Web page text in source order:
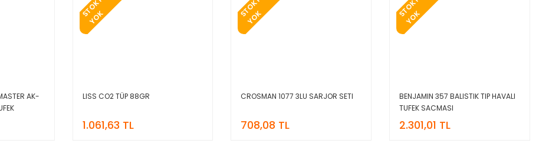
AK-
S
K
LISS CO2 TÜP 88GR
1.061,63 TL
S
K
CROSMAN 1077 3LU SARJOR SETI
708,08 TL
S
K
BENJAMIN 357 BALISTIK TIP HAVALI
TUFEK SACMASI
2.301,01 TL